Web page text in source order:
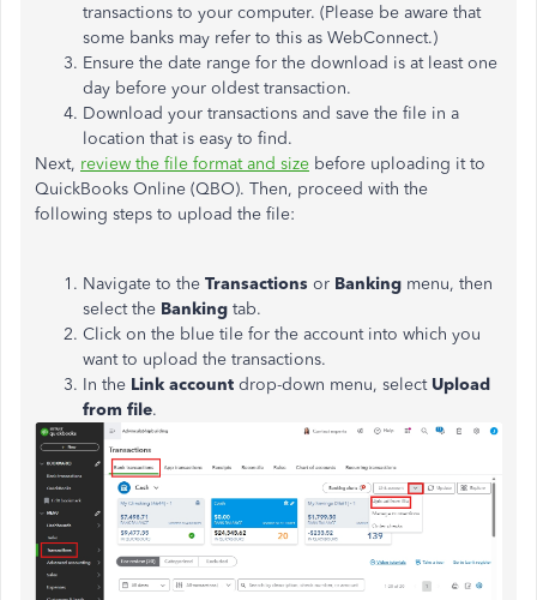
transactions to your computer. (Please be aware that
some banks may refer to this as WebConnect.)
Ensure the date range for the download is at least one
day before your oldest transaction.
Download your transactions and save the file in a
location that is easy to find.
Next, review the file format and size before uploading it to
QuickBooks Online (QBO). Then, proceed with the
following steps to upload the file:
Navigate to the Transactions or Banking menu, then
select the Banking tab.
Click on the blue tile for the account into which you
want to upload the transactions.
In the Link account drop-down menu, select Upload
from file.